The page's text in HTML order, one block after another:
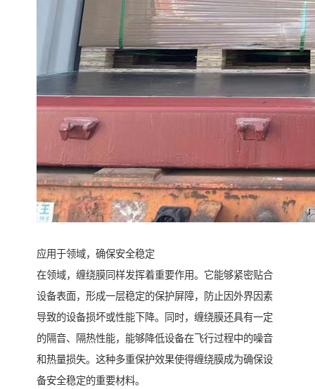
应用于领域，确保安全稳定
在领域，缠绕膜同样发挥着重要作用。它能够紧密贴合
设备表面，形成一层稳定的保护屏障，防止因外界因素
导致的设备损坏或性能下降。同时，缠绕膜还具有一定
的隔音、隔热性能，能够降低设备在飞行过程中的噪音
和热量损失。这种多重保护效果使得缠绕膜成为确保设
备安全稳定的重要材料。